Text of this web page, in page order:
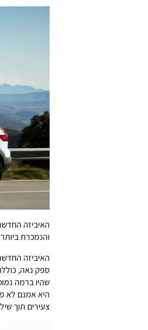
האיביזה
והנמכרת
האיביזה
ספק נאה,
שהיו ברמה
היא אמנם לא
צעירים תוך